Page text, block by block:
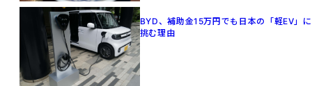
BYD、補助金15万円でも日本の「軽EV」に
挑む理由